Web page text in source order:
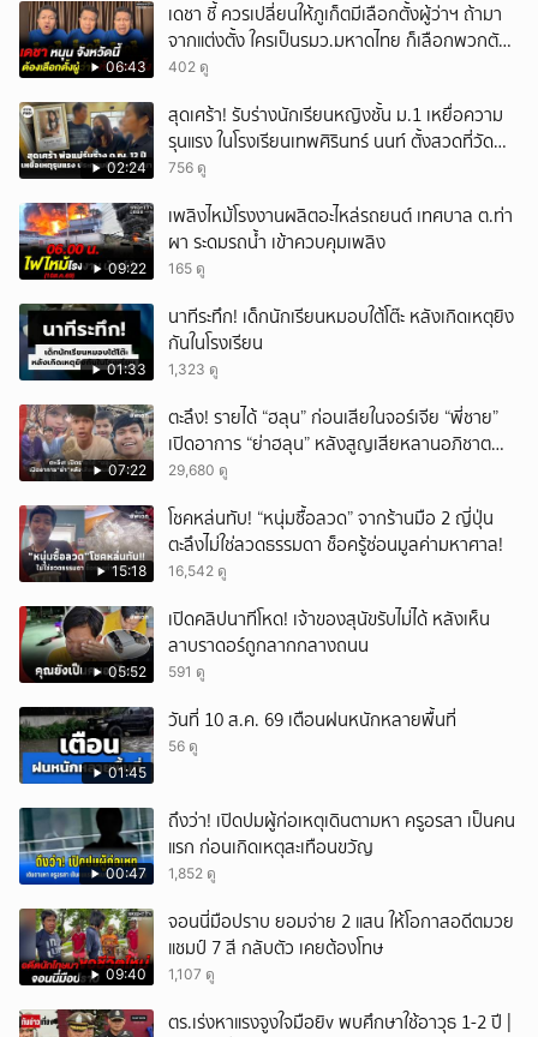
06:43
เดชา ชี้ ควรเปลี่ยนให้ภูเก็ตมีเลือกตั้งผู้ว่าฯ ถ้ามา
จากแต่งตั้ง ใครเป็นรมว.มหาดไทย ก็เลือกพวกตัว
เอง
402 ดู
02:24
สุดเศร้า! รับร่างนักเรียนหญิงชั้น ม.1 เหยื่อความ
รุนแรง ในโรงเรียนเทพศิรินทร์ นนท์ ตั้งสวดที่วัด
ลาดปลาดุก
756 ดู
09:22
เพลิงไหม้โรงงานผลิตอะไหล่รถยนต์ เทศบาล ต.ท่า
ผา ระดมรถน้ำ เข้าควบคุมเพลิง
165 ดู
01:33
นาทีระทึก! เด็กนักเรียนหมอบใต้โต๊ะ หลังเกิดเหตุยิง
กันในโรงเรียน
1,323 ดู
07:22
ตะลึง! รายได้ “ฮลุน” ก่อนเสียในจอร์เจีย “พี่ชาย”
เปิดอาการ “ย่าฮลุน” หลังสูญเสียหลานอภิชาต
บุตร!
29,680 ดู
15:18
โชคหล่นทับ! “หนุ่มซื้อลวด” จากร้านมือ 2 ญี่ปุ่น
ตะลึงไม่ใช่ลวดธรรมดา ช็อครู้ซ่อนมูลค่ามหาศาล!
16,542 ดู
05:52
เปิดคลิปนาทีโหด! เจ้าของสุนัขรับไม่ได้ หลังเห็น
ลาบราดอร์ถูกลากกลางถนน
591 ดู
01:45
วันที่ 10 ส.ค. 69 เตือนฝนหนักหลายพื้นที่
56 ดู
00:47
ถึงว่า! เปิดปมผู้ก่อเหตุเดินตามหา ครูอรสา เป็นคน
แรก ก่อนเกิดเหตุสะเทือนขวัญ
1,852 ดู
09:40
จอนนี่มือปราบ ยอมจ่าย 2 แสน ให้โอกาสอดีตมวย
แชมป์ 7 สี กลับตัว เคยต้องโทษ
1,107 ดู
ตร.เร่งหาแรงจูงใจมือยิv พบศึกษาใช้อาวุธ 1-2 ปี |